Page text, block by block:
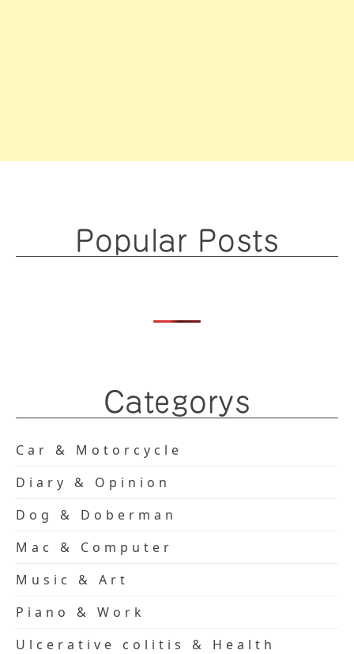
Popular Posts
Categorys
Car & Motorcycle
Diary & Opinion
Dog & Doberman
Mac & Computer
Music & Art
Piano & Work
Ulcerative colitis & Health